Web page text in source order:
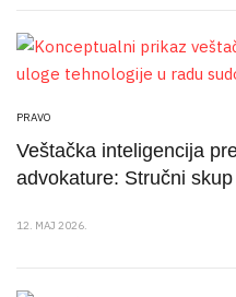
PRAVO
Veštačka inteligencija
advokature: Stručni
12. MAJ 2026.